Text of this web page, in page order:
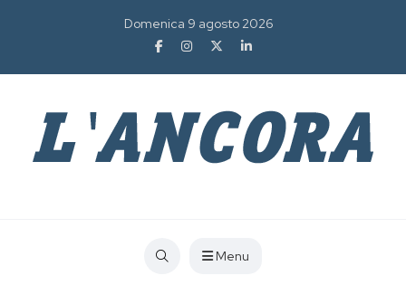
Domenica 9 agosto 2026
Menu